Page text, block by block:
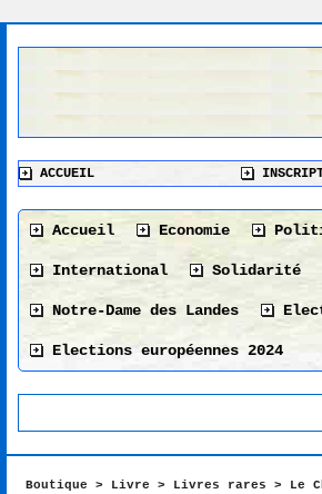
ACCUEIL
Accueil Economie
International Solidarité
Notre-Dame des Landes
Elections européennes 2024
Boutique > Livre > Livres rares> Le